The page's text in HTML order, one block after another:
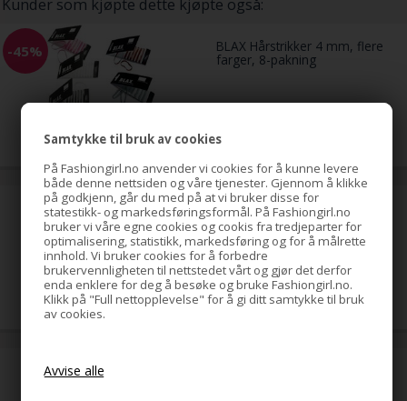
Samtykke til bruk av cookies
På Fashiongirl.no anvender vi cookies for å kunne levere
både denne nettsiden og våre tjenester. Gjennom å klikke
på godkjenn, går du med på at vi bruker disse for
statestikk- og markedsføringsformål. På Fashiongirl.no
bruker vi våre egne cookies og cookis fra tredjeparter for
optimalisering, statistikk, markedsføring og for å målrette
innhold. Vi bruker cookies for å forbedre
brukervennligheten til nettstedet vårt og gjør det derfor
enda enklere for deg å besøke og bruke Fashiongirl.no.
Klikk på "Full nettopplevelse" for å gi ditt samtykke til bruk
av cookies.
Kunder som kjøpte dette kjøpte også:
-45% BLAX Hårstrikker 4 mm, flere
farger, 8-pakning
49,00
hestehale-spiral med strass,
gull
79,00 NOK